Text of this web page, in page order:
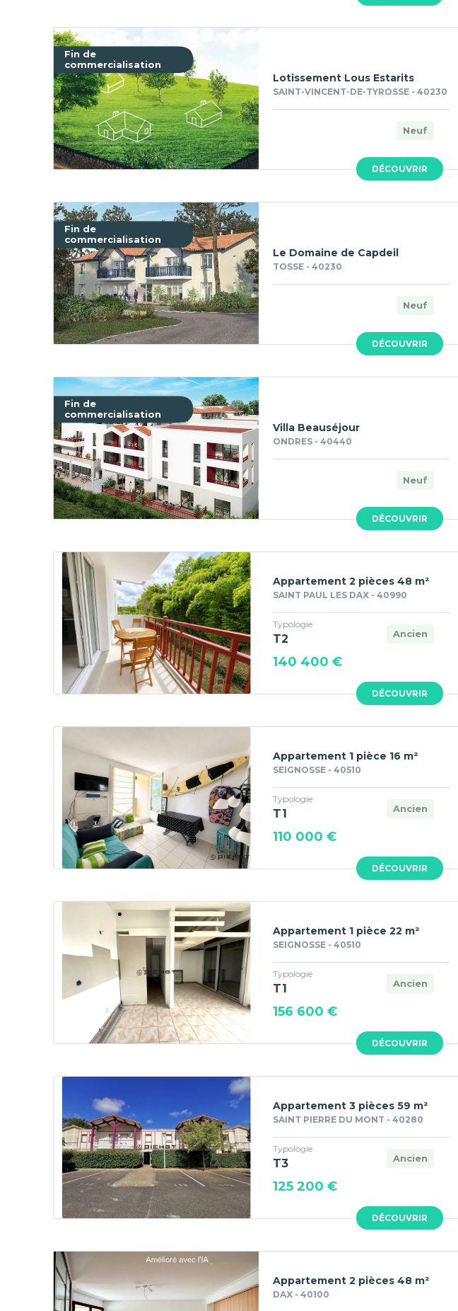
Fin de
commercialisation
DÉCOUVRIR
Lotissement Lous Estarits
SAINT-VINCENT-DE-TYROSSE - 40230
Neuf
Fin de
commercialisation
DÉCOUVRIR
Le Domaine de Capdeil
TOSSE - 40230
Neuf
Fin de
commercialisation
DÉCOUVRIR
Villa Beauséjour
ONDRES - 40440
Neuf
DÉCOUVRIR
Appartement 2 pièces 48 m²
SAINT PAUL LES DAX - 40990
Ancien
Typologie
T2
140 400 €
DÉCOUVRIR
Appartement 1 pièce 16 m²
SEIGNOSSE - 40510
Ancien
Typologie
T1
110 000 €
DÉCOUVRIR
Appartement 1 pièce 22 m²
SEIGNOSSE - 40510
Ancien
Typologie
T1
156 600 €
DÉCOUVRIR
Appartement 3 pièces 59 m²
SAINT PIERRE DU MONT - 40280
Ancien
Typologie
T3
125 200 €
Appartement 2 pièces 48 m²
DAX - 40100